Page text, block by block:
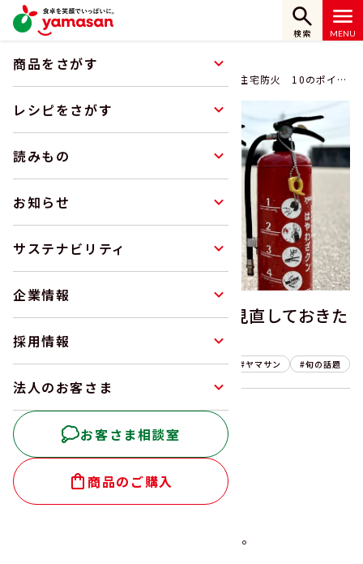
検索
商品をさがす
レシピをさがす
読みもの
お知らせ
サステナビリティ
企業情報
採用情報
法人のお客さま
お客さま相談室
商品のご購入
ホーム
読みもの
避難訓練を実施しました。～見直しておきたい住宅防火 10のポイン
避難訓練を実施しました。～見直しておきた
い住宅防火 10のポイント～
2024.04.06 ヤマサン 旬の話題
こんにちは！
ヤマサン食品工業です。
富山県は春らしい陽気となりました。